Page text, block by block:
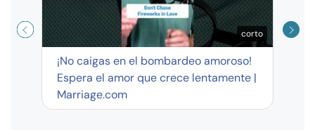
corto
¡No caigas en el bombardeo amoroso!
Espera el amor que crece lentamente |
Marriage.com